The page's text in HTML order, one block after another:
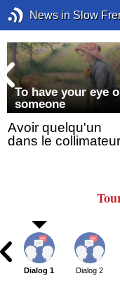
News in Slow
To have your eye
someone
Avoir quelqu'un
dans le collimateur
Dialog 1 Dialog 2